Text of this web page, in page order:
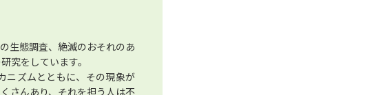
生態調査、絶滅のおそれのあ
究をしています。
ニズムとともに、その現象が
さんあり、それを担う人は不